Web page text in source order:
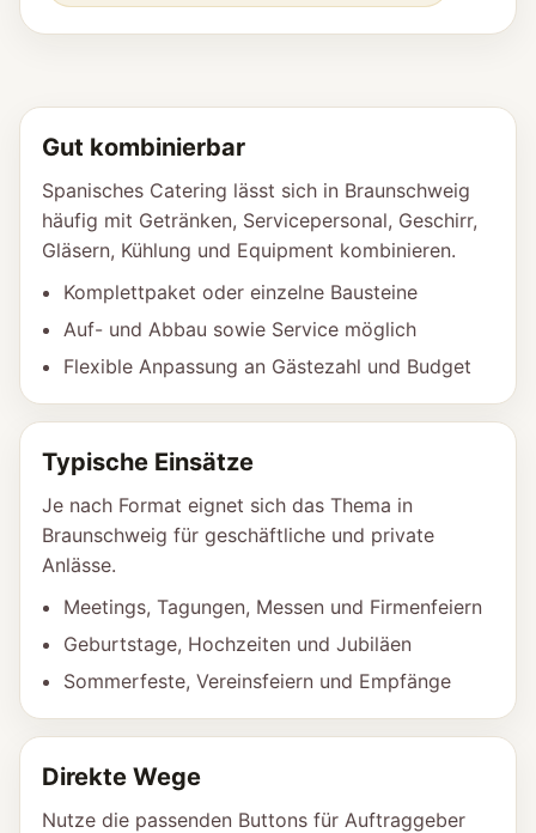
Gut kombinierbar
Spanisches Catering lässt sich in Braunschweig
häufig mit Getränken, Servicepersonal, Geschirr,
Gläsern, Kühlung und Equipment kombinieren.
Komplettpaket oder einzelne Bausteine
Auf- und Abbau sowie Service möglich
Flexible Anpassung an Gästezahl und Budget
Typische Einsätze
Je nach Format eignet sich das Thema in
Braunschweig für geschäftliche und private
Anlässe.
Meetings, Tagungen, Messen und Firmenfeiern
Geburtstage, Hochzeiten und Jubiläen
Sommerfeste, Vereinsfeiern und Empfänge
Direkte Wege
Nutze die passenden Buttons für Auftraggeber